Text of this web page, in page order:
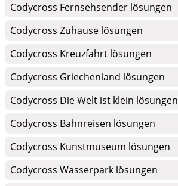
Codycross Fernsehsender lösungen
Codycross Zuhause lösungen
Codycross Kreuzfahrt lösungen
Codycross Griechenland lösungen
Codycross Die Welt ist klein lösungen
Codycross Bahnreisen lösungen
Codycross Kunstmuseum lösungen
Codycross Wasserpark lösungen